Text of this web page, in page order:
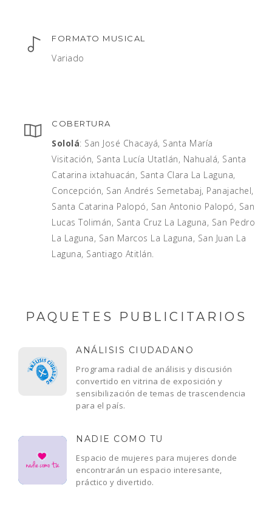
FORMATO MUSICAL
Variado
COBERTURA
Sololá: San José Chacayá, Santa María
Visitación, Santa Lucía Utatlán, Nahualá, Santa
Catarina ixtahuacán, Santa Clara La Laguna,
Concepción, San Andrés Semetabaj, Panajachel,
Santa Catarina Palopó, San Antonio Palopó, San
Lucas Tolimán, Santa Cruz La Laguna, San Pedro
La Laguna, San Marcos La Laguna, San Juan La
Laguna, Santiago Atitlán.
PAQUETES PUBLICITARIOS
ANÁLISIS CIUDADANO
Programa radial de análisis y discusión
convertido en vitrina de exposición y
sensibilización de temas de trascendencia
para el país.
NADIE COMO TU
Espacio de mujeres para mujeres donde
encontrarán un espacio interesante,
práctico y divertido.